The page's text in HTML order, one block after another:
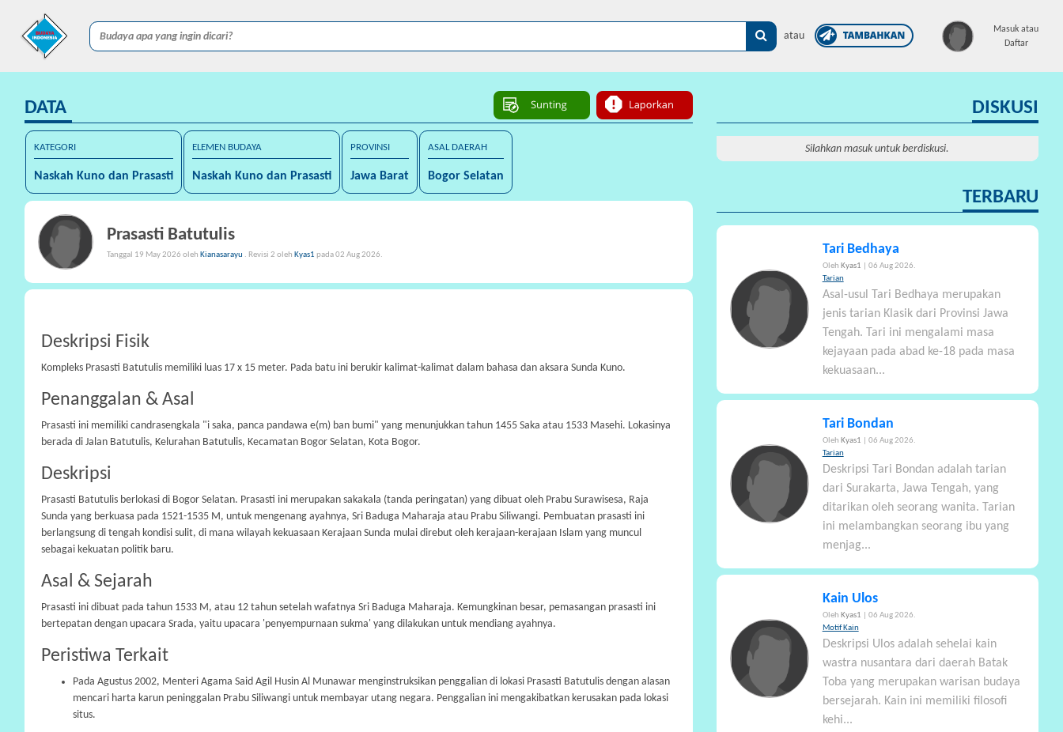
atau
Masuk atau
Daftar
×
DATA
KATEGORI
Naskah Kuno dan Prasasti
ELEMEN BUDAYA
Naskah Kuno dan Prasasti
PROVINSI
Jawa Barat
ASAL DAERAH
Bogor Selatan
Prasasti Batutulis
Tanggal 19 May 2026 oleh Kianasarayu . Revisi 2 oleh Kyas1 pada 02 Aug 2026.
Deskripsi Fisik
Kompleks Prasasti Batutulis memiliki luas 17 x 15 meter. Pada batu ini berukir kalimat-kalimat dalam bahasa dan aksara Sunda Kuno.
Penanggalan & Asal
Prasasti ini memiliki candrasengkala "i saka, panca pandawa e(m) ban bumi" yang menunjukkan tahun 1455 Saka atau 1533 Masehi. Lokasinya
berada di Jalan Batutulis, Kelurahan Batutulis, Kecamatan Bogor Selatan, Kota Bogor.
Deskripsi
Prasasti Batutulis berlokasi di Bogor Selatan. Prasasti ini merupakan sakakala (tanda peringatan) yang dibuat oleh Prabu Surawisesa, Raja
Sunda yang berkuasa pada 1521-1535 M, untuk mengenang ayahnya, Sri Baduga Maharaja atau Prabu Siliwangi. Pembuatan prasasti ini
berlangsung di tengah kondisi sulit, di mana wilayah kekuasaan Kerajaan Sunda mulai direbut oleh kerajaan-kerajaan Islam yang muncul
sebagai kekuatan politik baru.
Asal & Sejarah
Prasasti ini dibuat pada tahun 1533 M, atau 12 tahun setelah wafatnya Sri Baduga Maharaja. Kemungkinan besar, pemasangan prasasti ini
bertepatan dengan upacara Srada, yaitu upacara 'penyempurnaan sukma' yang dilakukan untuk mendiang ayahnya.
Peristiwa Terkait
Pada Agustus 2002, Menteri Agama Said Agil Husin Al Munawar menginstruksikan penggalian di lokasi Prasasti Batutulis dengan alasan
mencari harta karun peninggalan Prabu Siliwangi untuk membayar utang negara. Penggalian ini mengakibatkan kerusakan pada lokasi
situs.
DISKUSI
Silahkan masuk untuk berdiskusi.
TERBARU
Tari Bedhaya
Oleh Kyas1
| 06 Aug 2026.
Tarian
Asal-usul Tari Bedhaya merupakan
jenis tarian Klasik dari Provinsi Jawa
Tengah. Tari ini mengalami masa
kejayaan pada abad ke-18 pada masa
kekuasaan...
Tari Bondan
Oleh Kyas1
| 06 Aug 2026.
Tarian
Deskripsi Tari Bondan adalah tarian
dari Surakarta, Jawa Tengah, yang
ditarikan oleh seorang wanita. Tarian
ini melambangkan seorang ibu yang
menjag...
Kain Ulos
Oleh Kyas1
| 06 Aug 2026.
Motif Kain
Deskripsi Ulos adalah sehelai kain
wastra nusantara dari daerah Batak
Toba yang merupakan warisan budaya
bersejarah. Kain ini memiliki filosofi
kehi...